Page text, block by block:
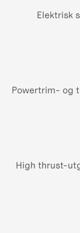
Elektrisk
Powertrim- og
High thrust-